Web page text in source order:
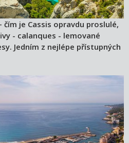
čím je Cassis opravdu proslulé,
- calanques - lemované
Jedním z nejlépe přístupných
kilometrů západně od
ti, kteří ji absolvují, se mohou
stěnami. Obdivovat
je ale možné také z moře
při jejich zdolávání: Cassis láká